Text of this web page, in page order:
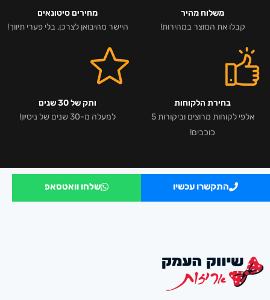
משלוח מהיר
קבלו את המוצר במהירות!
מחירים סיטונאים
היישר מהיבואן לצרכן, בלי פערי תיווך!
בחירת הלקוחות
אלפי לקוחות מרוצים וביקורות 5
כוכבים!
ותק של 30 שנים
למעלה מ-30 שנים של ניסיון!
התקשרו עכשיו שלחו וואטסאפ